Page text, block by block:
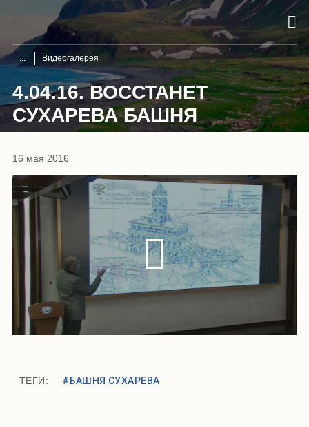
Видеогалерея
4.04.16. ВОССТАНЕТ
СУХАРЕВА БАШНЯ
16 мая 2016
ТЕГИ: #БАШНЯ СУХАРЕВА